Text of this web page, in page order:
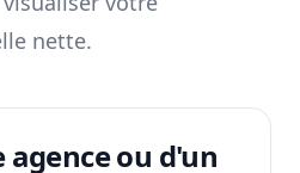
nette.
agence ou d'un